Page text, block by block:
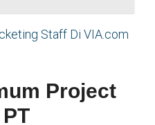
Staff Di VIA.com
Project